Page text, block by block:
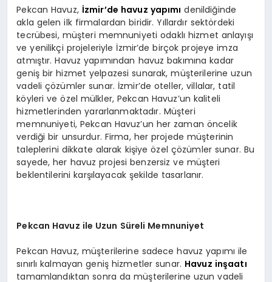
Pekcan Havuz, İzmir’de havuz yapımı denildiğinde
akla gelen ilk firmalardan biridir. Yıllardır sektördeki
tecrübesi, müşteri memnuniyeti odaklı hizmet anlayışı
ve yenilikçi projeleriyle İzmir’de birçok projeye imza
atmıştır. Havuz yapımından havuz bakımına kadar
geniş bir hizmet yelpazesi sunarak, müşterilerine uzun
vadeli çözümler sunar. İzmir’de oteller, villalar, tatil
köyleri ve özel mülkler, Pekcan Havuz’un kaliteli
hizmetlerinden yararlanmaktadır. Müşteri
memnuniyeti, Pekcan Havuz’un her zaman öncelik
verdiği bir unsurdur. Firma, her projede müşterinin
taleplerini dikkate alarak kişiye özel çözümler sunar. Bu
sayede, her havuz projesi benzersiz ve müşteri
beklentilerini karşılayacak şekilde tasarlanır.
Pekcan Havuz ile Uzun Süreli Memnuniyet
Pekcan Havuz, müşterilerine sadece havuz yapımı ile
sınırlı kalmayan geniş hizmetler sunar. Havuz inşaatı
tamamlandıktan sonra da müşterilerine uzun vadeli